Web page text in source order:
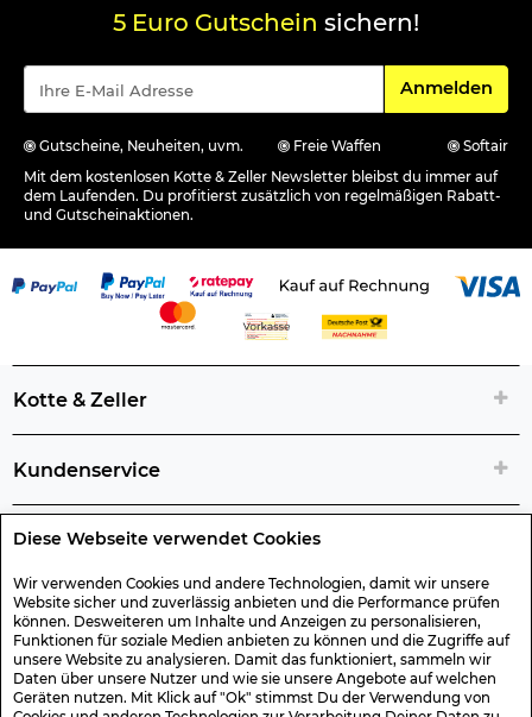
Diese Webseite verwendet Cookies
Wir verwenden Cookies und andere Technologien, damit wir unsere
Website sicher und zuverlässig anbieten und die Performance prüfen
können. Desweiteren um Inhalte und Anzeigen zu personalisieren,
Funktionen für soziale Medien anbieten zu können und die Zugriffe auf
unsere Website zu analysieren. Damit das funktioniert, sammeln wir
Daten über unsere Nutzer und wie sie unsere Angebote auf welchen
Geräten nutzen. Mit Klick auf "Ok" stimmst Du der Verwendung von
5 Euro Gutschein sichern!
Für den
Anmelden
Gutscheine, Neuheiten, uvm. Freie Waffen
Softair
Mit dem kostenlosen Kotte & Zeller Newsletter bleibst du immer auf
dem Laufenden. Du profitierst zusätzlich von regelmäßigen Rabatt-
und Gutscheinaktionen.
Kotte & Zeller
Kundenservice
Rechtliche Artikelinfos
Geschenk-Gutscheine
Versand & Rücksendung